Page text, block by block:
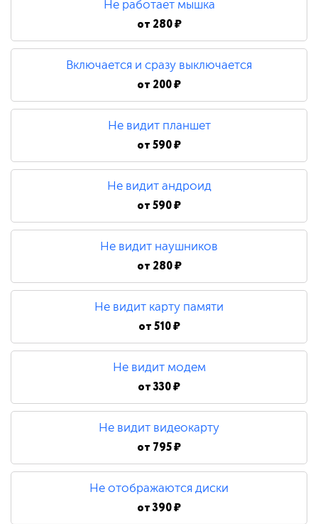
Не работает мышка
от 280 ₽
Включается и сразу выключается
от 200 ₽
Не видит планшет
от590 ₽
Не видит андроид
от590 ₽
Не видит наушников
от 280 ₽
Не видит карту памяти
от510 ₽
Не видит модем
от330 ₽
Не видит видеокарту
от 795 ₽
Не отображаются диски
от390 ₽